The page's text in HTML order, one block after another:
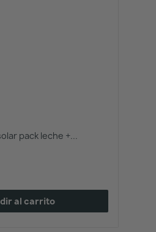
pack leche +...
al carrito